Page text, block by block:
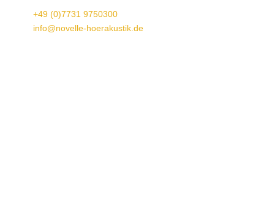
+49 (0)7731 9750300
info@novelle-hoerakustik.de